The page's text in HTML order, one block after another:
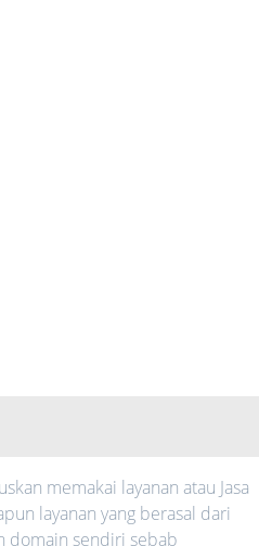
memakai layanan atau Jasa
layanan yang berasal dari
domain sendiri sebab